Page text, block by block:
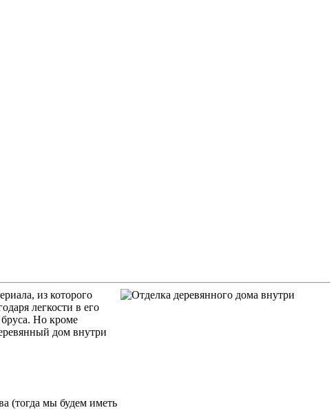
из которого
легкости в его
Но кроме
дом внутри
(тогда мы будем иметь